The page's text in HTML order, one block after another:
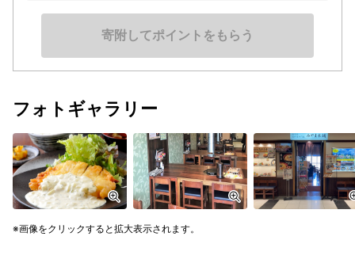
寄附してポイントをもらう
フォトギャラリー
画像をクリックすると拡大表示されます。